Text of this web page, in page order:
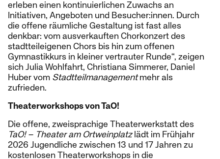
erleben einen kontinuierlichen Zuwachs an
Initiativen, Angeboten und Besucher:innen. Durch
die offene räumliche Gestaltung ist fast alles
denkbar: vom ausverkauften Chorkonzert des
stadtteileigenen Chors bis hin zum offenen
Gymnastikkurs in kleiner vertrauter Runde“, zeigen
sich Julia Wohlfahrt, Christiana Simmerer, Daniel
Huber vom Stadtteilmanagementmehr als
zufrieden.
Theaterworkshops von TaO!
Die offene, zweisprachige Theaterwerkstatt des
TaO! – Theater am Ortweinplatzlädt im Frühjahr
2026 Jugendliche zwischen 13 und 17 Jahren zu
kostenlosen Theaterworkshops in die